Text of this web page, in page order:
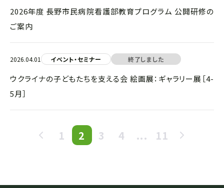
2026年度 長野市民病院看護部教育プログラム 公開研修の
ご案内
2026.04.01 イベント・セミナー 終了しました
ウクライナの子どもたちを支える会 絵画展：ギャラリー展［4-
5月］
1 2 3 4 ... 11